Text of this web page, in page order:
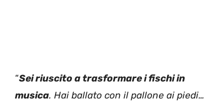
“Sei riuscito a trasformare i fischi in
musica. Hai ballato con il pallone ai piedi…